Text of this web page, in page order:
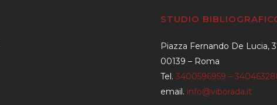
STUDIO
Piazza Fernando De Lucia,
00139 – Roma
Tel. 3400596959 –
email. info@viborada.it